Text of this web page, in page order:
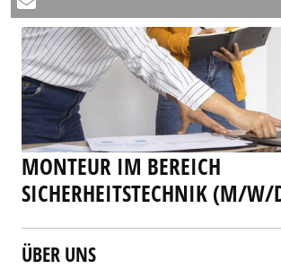
MONTEUR IM BEREICH
SICHERHEITSTECHNIK (M/W/
ÜBER UNS